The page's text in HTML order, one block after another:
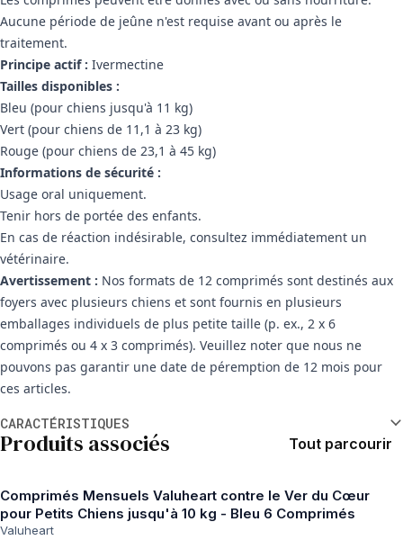
Aucune période de jeûne n'est requise avant ou après le
traitement.
Principe actif : Ivermectine
Tailles disponibles :
Bleu (pour chiens jusqu'à 11 kg)
Vert (pour chiens de 11,1 à 23 kg)
Rouge (pour chiens de 23,1 à 45 kg)
Informations de sécurité :
Usage oral uniquement.
Tenir hors de portée des enfants.
En cas de réaction indésirable, consultez immédiatement un
vétérinaire.
Avertissement : Nos formats de 12 comprimés sont destinés aux
foyers avec plusieurs chiens et sont fournis en plusieurs
emballages individuels de plus petite taille (p. ex., 2 x 6
comprimés ou 4 x 3 comprimés). Veuillez noter que nous ne
pouvons pas garantir une date de péremption de 12 mois pour
ces articles.
CARACTÉRISTIQUES
Produits associés Tout parcourir
Comprimés Mensuels Valuheart contre le Ver du Cœur
pour Petits Chiens jusqu'à 10 kg - Bleu 6 Comprimés
Valuheart